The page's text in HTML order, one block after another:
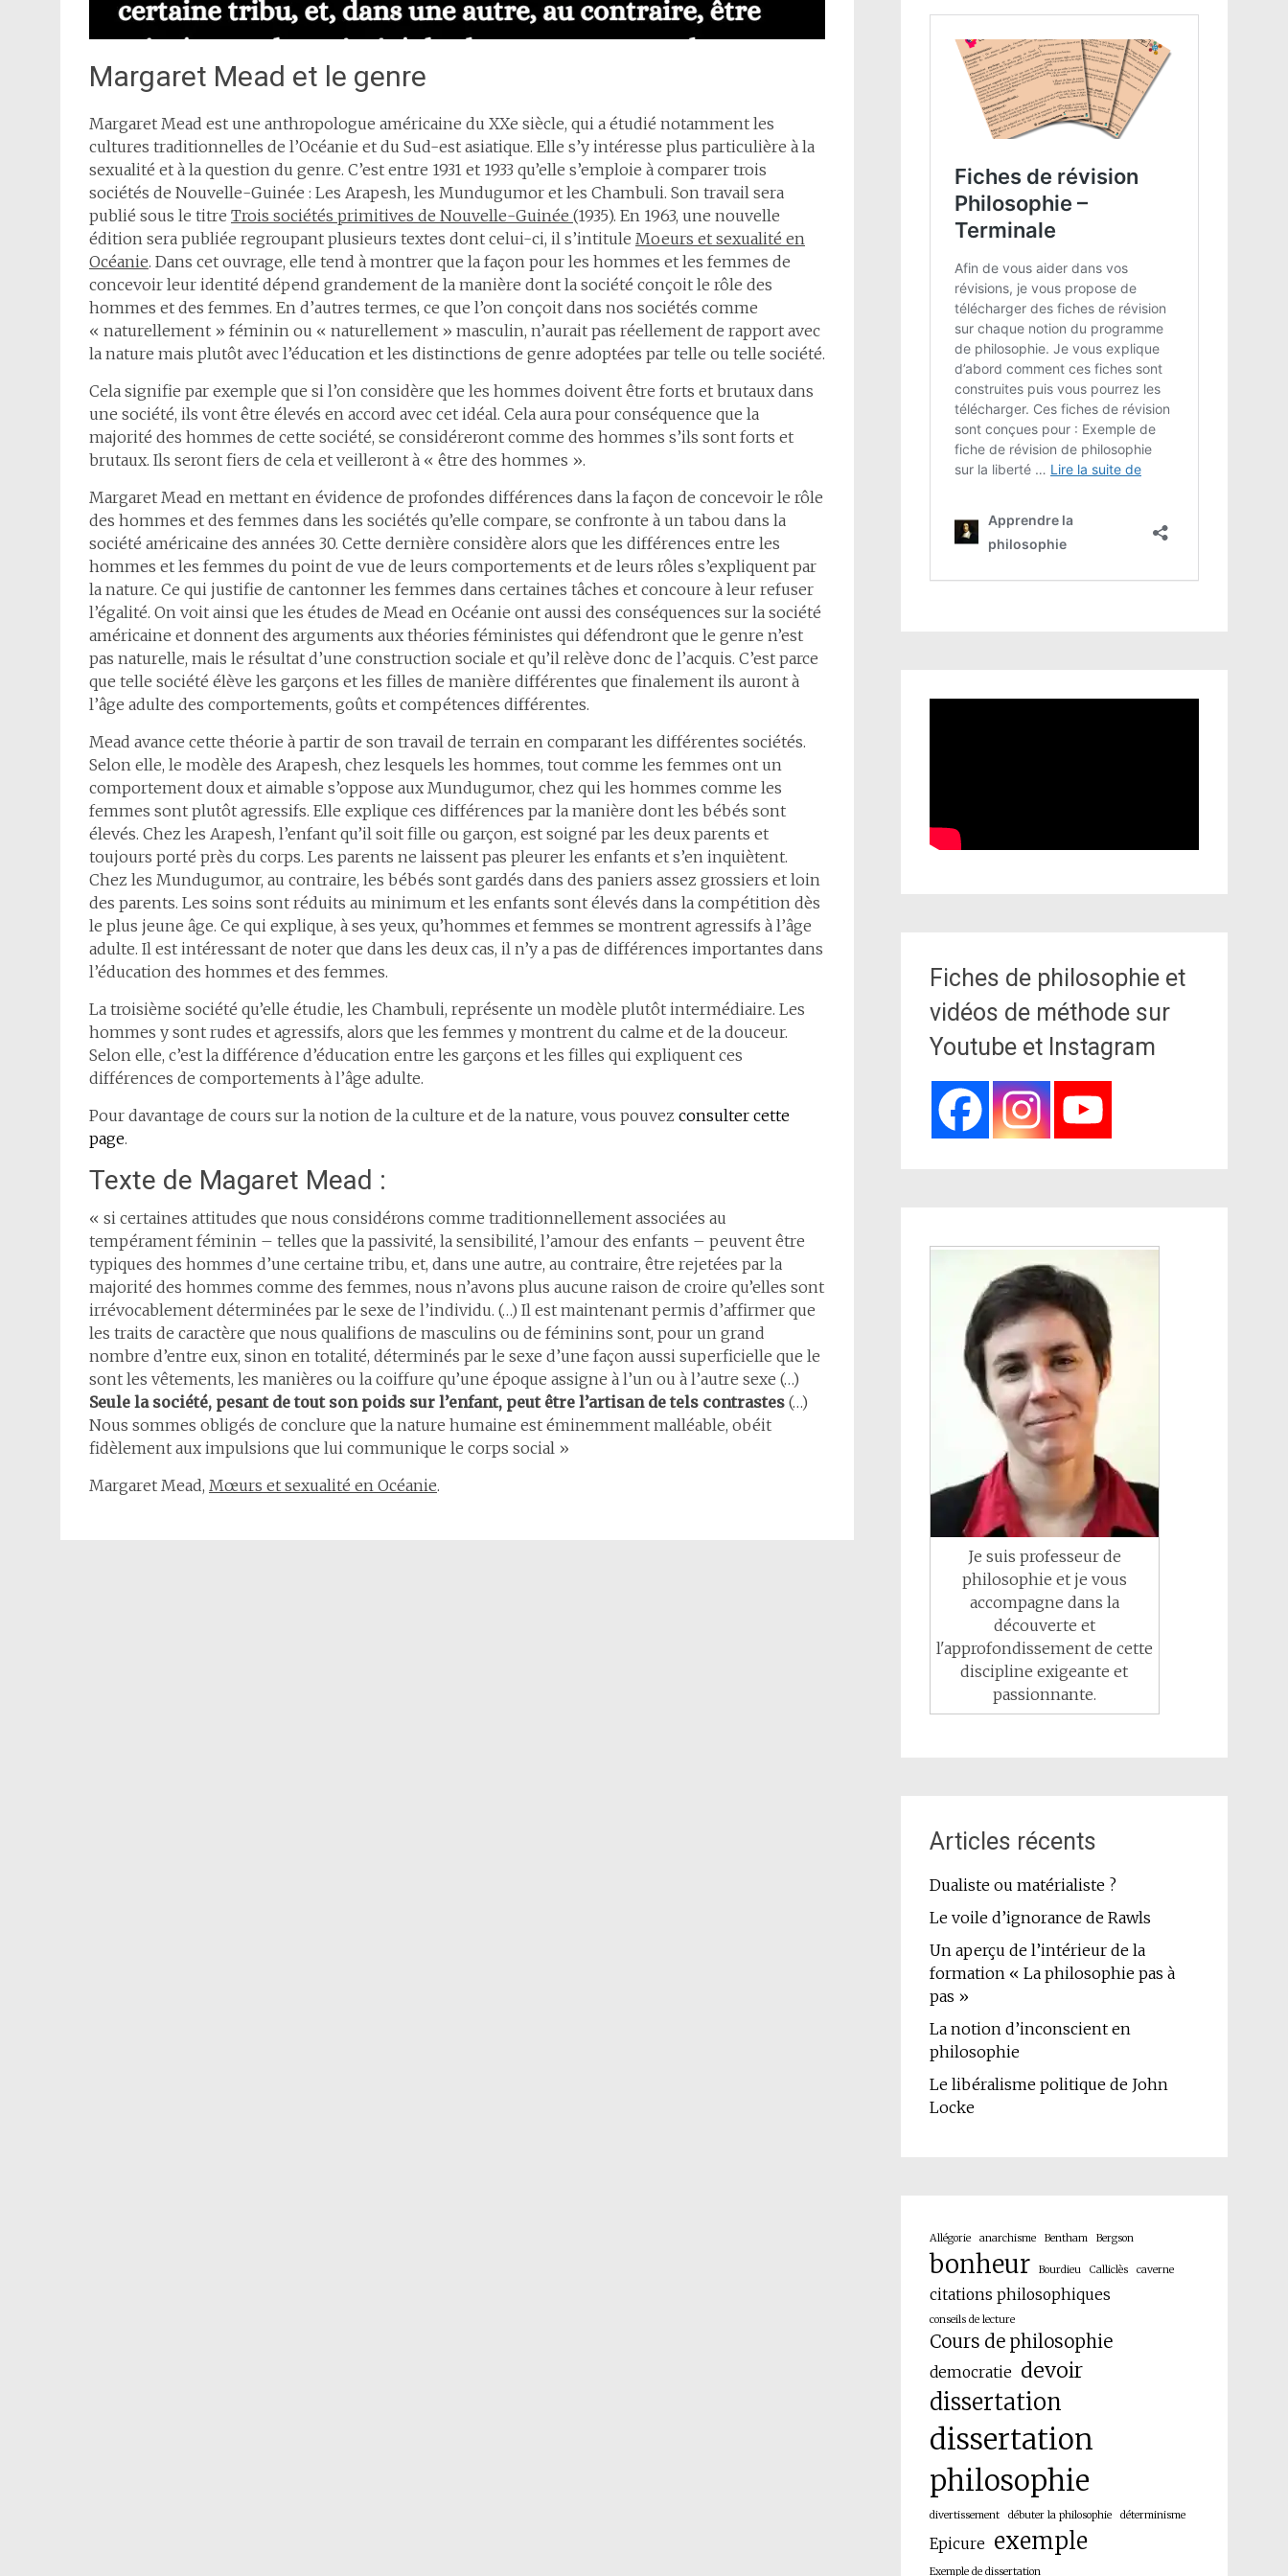
Margaret Mead et le genre
Margaret Mead est une anthropologue américaine du XXe siècle, qui a étudié notamment les
cultures traditionnelles de l’Océanie et du Sud-est asiatique. Elle s’y intéresse plus particulière à la
sexualité et à la question du genre. C’est entre 1931 et 1933 qu’elle s’emploie à comparer trois
sociétés de Nouvelle-Guinée : Les Arapesh, les Mundugumor et les Chambuli. Son travail sera
publié sous le titre Trois sociétés primitives de Nouvelle-Guinée (1935). En 1963, une nouvelle
édition sera publiée regroupant plusieurs textes dont celui-ci, il s’intitule Moeurs et sexualité en
Océanie. Dans cet ouvrage, elle tend à montrer que la façon pour les hommes et les femmes de
concevoir leur identité dépend grandement de la manière dont la société conçoit le rôle des
hommes et des femmes. En d’autres termes, ce que l’on conçoit dans nos sociétés comme
« naturellement » féminin ou « naturellement » masculin, n’aurait pas réellement de rapport avec
la nature mais plutôt avec l’éducation et les distinctions de genre adoptées par telle ou telle société.
Cela signifie par exemple que si l’on considère que les hommes doivent être forts et brutaux dans
une société, ils vont être élevés en accord avec cet idéal. Cela aura pour conséquence que la
majorité des hommes de cette société, se considéreront comme des hommes s’ils sont forts et
brutaux. Ils seront fiers de cela et veilleront à « être des hommes ».
Margaret Mead en mettant en évidence de profondes différences dans la façon de concevoir le rôle
des hommes et des femmes dans les sociétés qu’elle compare, se confronte à un tabou dans la
société américaine des années 30. Cette dernière considère alors que les différences entre les
hommes et les femmes du point de vue de leurs comportements et de leurs rôles s’expliquent par
la nature. Ce qui justifie de cantonner les femmes dans certaines tâches et concoure à leur refuser
l’égalité. On voit ainsi que les études de Mead en Océanie ont aussi des conséquences sur la société
américaine et donnent des arguments aux théories féministes qui défendront que le genre n’est
pas naturelle, mais le résultat d’une construction sociale et qu’il relève donc de l’acquis. C’est parce
que telle société élève les garçons et les filles de manière différentes que finalement ils auront à
l’âge adulte des comportements, goûts et compétences différentes.
Mead avance cette théorie à partir de son travail de terrain en comparant les différentes sociétés.
Selon elle, le modèle des Arapesh, chez lesquels les hommes, tout comme les femmes ont un
comportement doux et aimable s’oppose aux Mundugumor, chez qui les hommes comme les
femmes sont plutôt agressifs. Elle explique ces différences par la manière dont les bébés sont
élevés. Chez les Arapesh, l’enfant qu’il soit fille ou garçon, est soigné par les deux parents et
toujours porté près du corps. Les parents ne laissent pas pleurer les enfants et s’en inquiètent.
Chez les Mundugumor, au contraire, les bébés sont gardés dans des paniers assez grossiers et loin
des parents. Les soins sont réduits au minimum et les enfants sont élevés dans la compétition dès
le plus jeune âge. Ce qui explique, à ses yeux, qu’hommes et femmes se montrent agressifs à l’âge
adulte. Il est intéressant de noter que dans les deux cas, il n’y a pas de différences importantes dans
l’éducation des hommes et des femmes.
La troisième société qu’elle étudie, les Chambuli, représente un modèle plutôt intermédiaire. Les
hommes y sont rudes et agressifs, alors que les femmes y montrent du calme et de la douceur.
Selon elle, c’est la différence d’éducation entre les garçons et les filles qui expliquent ces
différences de comportements à l’âge adulte.
Pour davantage de cours sur la notion de la culture et de la nature, vous pouvez consulter cette
page.
Texte de Magaret Mead :
« si certaines attitudes que nous considérons comme traditionnellement associées au
tempérament féminin – telles que la passivité, la sensibilité, l’amour des enfants – peuvent être
typiques des hommes d’une certaine tribu, et, dans une autre, au contraire, être rejetées par la
majorité des hommes comme des femmes, nous n’avons plus aucune raison de croire qu’elles sont
irrévocablement déterminées par le sexe de l’individu. (…) Il est maintenant permis d’affirmer que
les traits de caractère que nous qualifions de masculins ou de féminins sont, pour un grand
nombre d’entre eux, sinon en totalité, déterminés par le sexe d’une façon aussi superficielle que le
sont les vêtements, les manières ou la coiffure qu’une époque assigne à l’un ou à l’autre sexe (…)
Seule la société, pesant de tout son poids sur l’enfant, peut être l’artisan de tels contrastes (…)
Nous sommes obligés de conclure que la nature humaine est éminemment malléable, obéit
fidèlement aux impulsions que lui communique le corps social »
Margaret Mead, Mœurs et sexualité en Océanie.
Fiches de philosophie et
vidéos de méthode sur
Youtube et Instagram
Je suis professeur de
philosophie et je vous
accompagne dans la
découverte et
l'approfondissement de cette
discipline exigeante et
passionnante.
Articles récents
Dualiste ou matérialiste ?
Le voile d’ignorance de Rawls
Un aperçu de l’intérieur de la
formation « La philosophie pas à
pas »
La notion d’inconscient en
philosophie
Le libéralisme politique de John
Locke
Allégorie anarchisme Bentham Bergson
bonheur Bourdieu Calliclès caverne
citations philosophiques
conseils de lecture
Cours de philosophie
democratie devoir
dissertation
dissertation
philosophie
divertissement débuter la philosophie déterminisme
Epicure exemple
Exemple de dissertation